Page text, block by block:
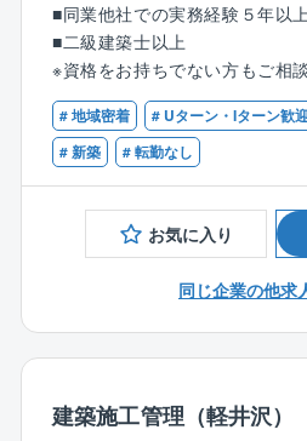
■働きやすい環境です！
フレックスタイム制度あり
年間休日120日
平均残業時間22.3時間
平均有給取得日数9.96日
【業務内容】
注文戸建て住宅の営業から設計
いただきます。
※営業形態は、100％反響営業と
【具体的には】
▼打ち合わせ・ヒアリング
望などを深くヒアリングし、潜
■同業他社での実務経験５年以
■二級建築士以上
※資格をお持ちでない方もご相
■普通自動車運転免許
【歓迎】
以下いずれかの資格をお持ちの
歓迎します
■一級建築士
■一級木造建築士
級）
■インテリアコーディネーター
# 地域密着 # Uターン・Iターン歓
# 新築
# 転勤なし
お気に入り
同じ企業の他求
建築施工管理（軽井沢）